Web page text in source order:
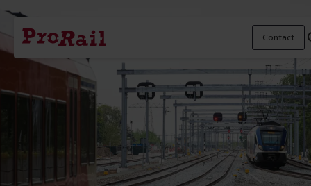
Navigatie
Homepage
ProRail
Contact